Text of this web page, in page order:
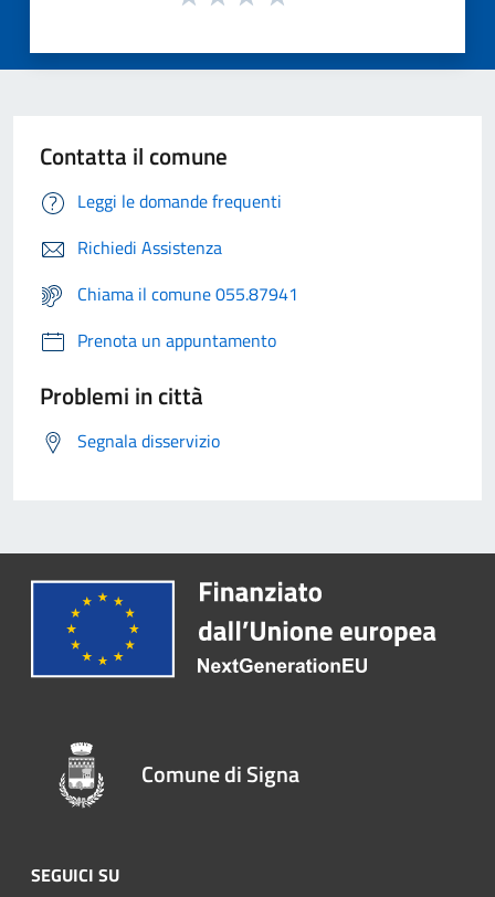
Contatta il comune
Leggi le domande frequenti
Richiedi Assistenza
Chiama il comune 055.87941
Prenota un appuntamento
Problemi in città
Segnala disservizio
Comune di Signa
SEGUICI SU